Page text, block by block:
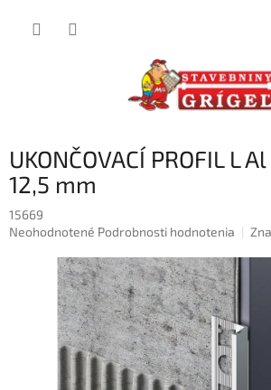
UKONČOVACÍ PROFIL L
12,5 mm
15669
Priemerné
produktu
hviezdičiek.
Neohodnotené Podrobnosti hodnotenia